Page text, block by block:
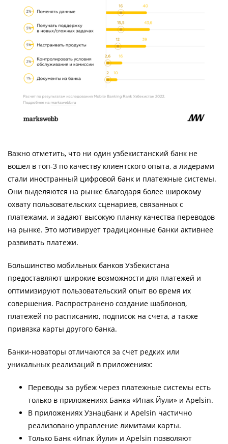
Важно отметить, что ни один узбекистанский банк не
вошел в топ-3 по качеству клиентского опыта, а лидерами
стали иностранный цифровой банк и платежные системы.
Они выделяются на рынке благодаря более широкому
охвату пользовательских сценариев, связанных с
платежами, и задают высокую планку качества переводов
на рынке. Это мотивирует традиционные банки активнее
развивать платежи.
Большинство мобильных банков Узбекистана
предоставляют широкие возможности для платежей и
оптимизируют пользовательский опыт во время их
совершения. Распространено создание шаблонов,
платежей по расписанию, подписок на счета, а также
привязка карты другого банка.
Банки-новаторы отличаются за счет редких или
уникальных реализаций в приложениях:
Переводы за рубеж через платежные системы есть
только в приложениях Банка «Ипак Йули» и Apelsin.
В приложениях Узнацбанк и Apelsin частично
реализовано управление лимитами карты.
Только Банк «Ипак Йули» и Apelsin позволяют